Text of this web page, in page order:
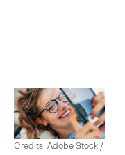
Credits: Adobe Stock /